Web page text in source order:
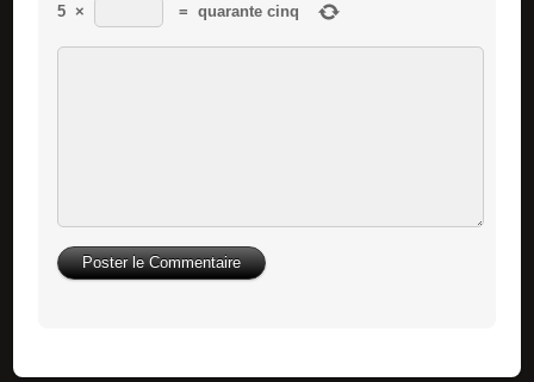
5 × = quarante cinq